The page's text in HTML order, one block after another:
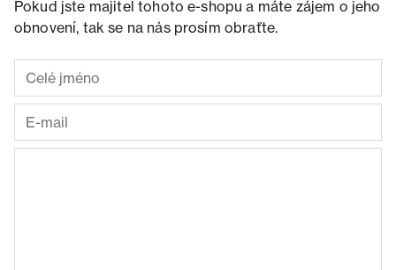
Pokud jste majitel tohoto e-shopu a máte zájem o jeho
obnovení, tak se na nás prosím obraťte.